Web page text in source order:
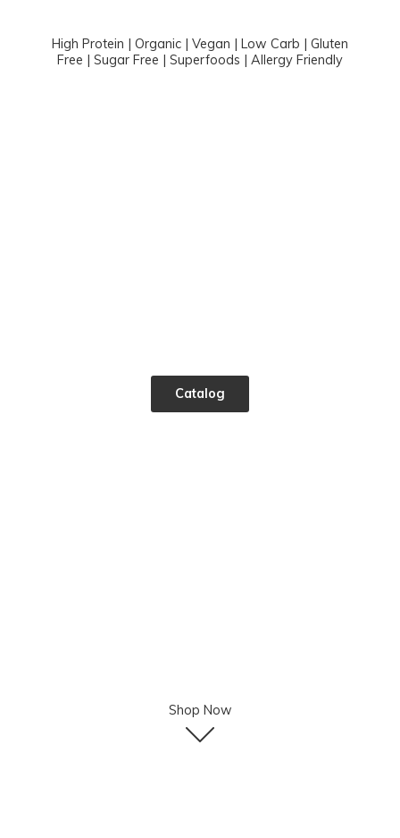
High Protein | Organic | Vegan | Low Carb | Gluten
Free | Sugar Free | Superfoods | Allergy Friendly
Catalog
Shop Now